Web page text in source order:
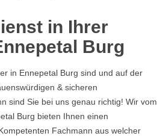
in Ihrer
Burg
in Ennepetal Burg sind und auf der
& sicheren
sind Sie bei uns genau richtig! Wir vom
Burg bieten Ihnen einen
Fachmann aus welcher